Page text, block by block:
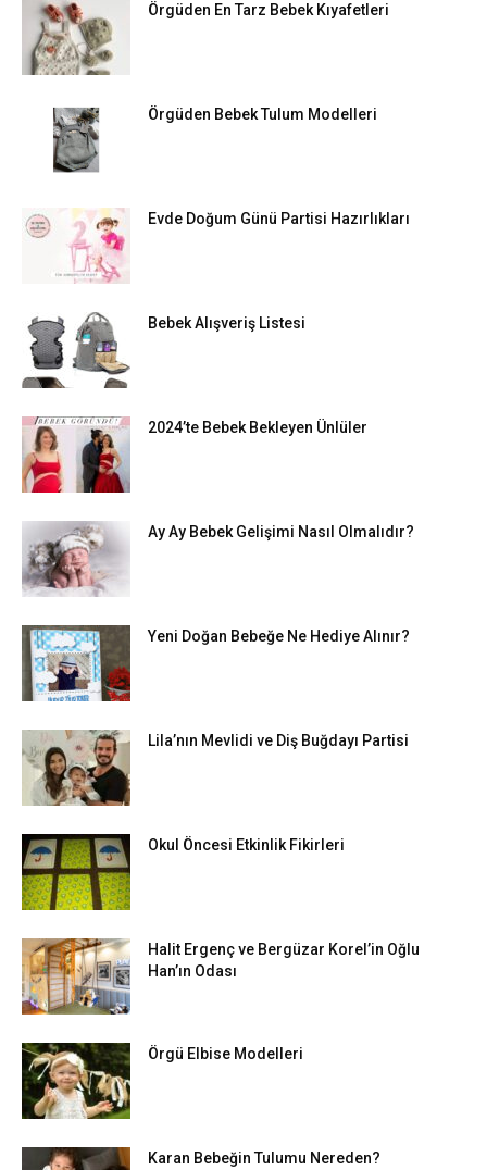
Örgüden En Tarz Bebek Kıyafetleri
Örgüden Bebek Tulum Modelleri
Evde Doğum Günü Partisi Hazırlıkları
Bebek Alışveriş Listesi
2024’te Bebek Bekleyen Ünlüler
Ay Ay Bebek Gelişimi Nasıl Olmalıdır?
Yeni Doğan Bebeğe Ne Hediye Alınır?
Lila’nın Mevlidi ve Diş Buğdayı Partisi
Okul Öncesi Etkinlik Fikirleri
Halit Ergenç ve Bergüzar Korel’in Oğlu
Han’ın Odası
Örgü Elbise Modelleri
Karan Bebeğin Tulumu Nereden?